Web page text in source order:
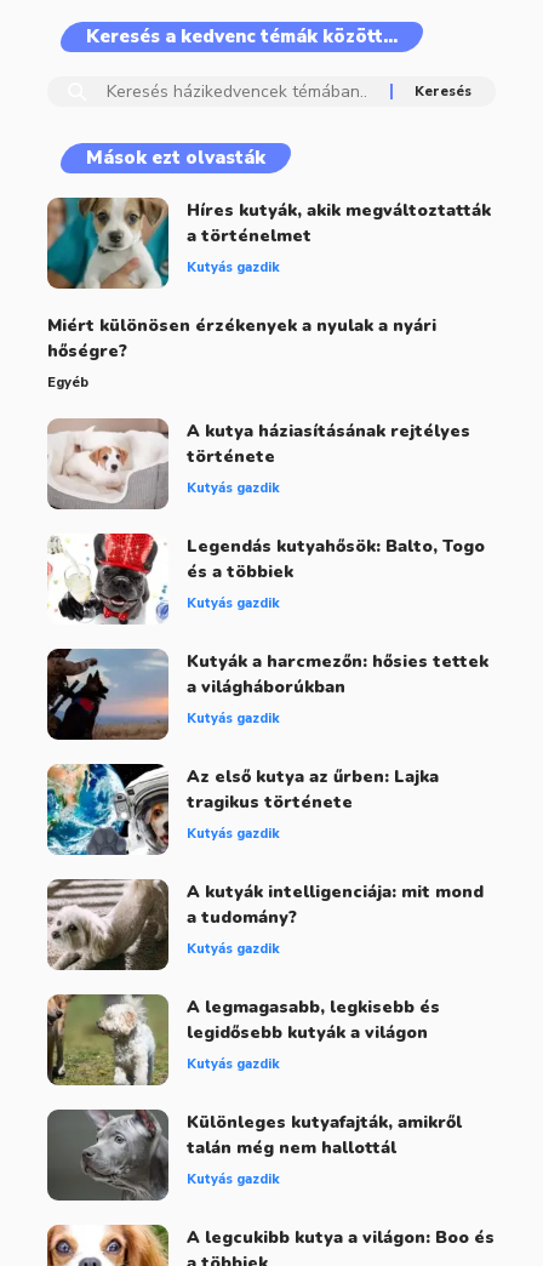
Keresés a kedvenc témák között…
Mások ezt olvasták
Híres kutyák, akik megváltoztatták
a történelmet
Kutyás gazdik
Miért különösen érzékenyek a nyulak a nyári
hőségre?
Egyéb
A kutya háziasításának rejtélyes
története
Kutyás gazdik
Legendás kutyahősök: Balto, Togo
és a többiek
Kutyás gazdik
Kutyák a harcmezőn: hősies tettek
a világháborúkban
Kutyás gazdik
Az első kutya az űrben: Lajka
tragikus története
Kutyás gazdik
A kutyák intelligenciája: mit mond
a tudomány?
Kutyás gazdik
A legmagasabb, legkisebb és
legidősebb kutyák a világon
Kutyás gazdik
Különleges kutyafajták, amikről
talán még nem hallottál
Kutyás gazdik
A legcukibb kutya a világon: Boo és